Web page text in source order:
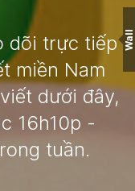
dõi trực tiếp
miền Nam
dưới đây,
16h10p -
tuần.
Wall